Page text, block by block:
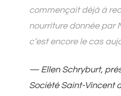
commençait déjà à
nourriture donnée par
c’est encore le cas
Ellen Schryburt,
Société Saint-Vincent